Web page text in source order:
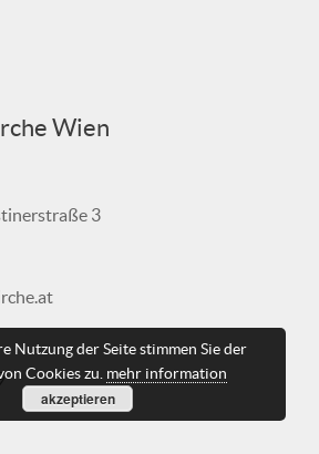
Wien
3
Nutzung der Seite stimmen Sie der
Cookies zu. mehr information
akzeptieren